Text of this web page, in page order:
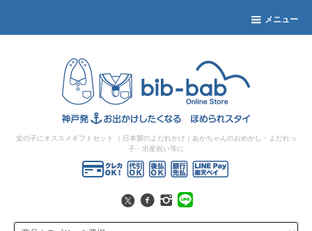
メニュー
女の子にオススメギフトセット
｜日本製のよだれかけ｜あかちゃんのおめかし・よだれっ
子・出産祝い等に